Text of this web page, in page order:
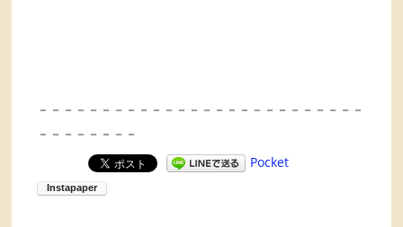
－－－－－－－－－－－－－－－－－－－－－－－－－－
－－－－－－－－
Pocket